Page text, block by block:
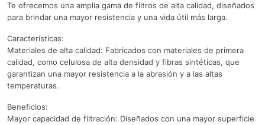
Te ofrecemos una amplia gama de filtros de alta calidad, diseñados
para brindar una mayor resistencia y una vida útil más larga.
Características:
Materiales de alta calidad: Fabricados con materiales de primera
calidad, como celulosa de alta densidad y fibras sintéticas, que
garantizan una mayor resistencia a la abrasión y a las altas
temperaturas.
Beneficios:
Mayor capacidad de filtración: Diseñados con una mayor superficie